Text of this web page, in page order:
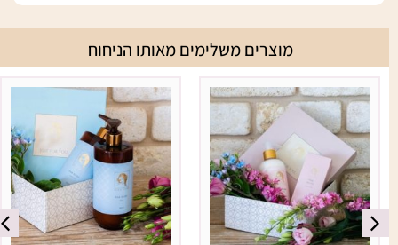
מוצרים משלימים מאותו הניחוח